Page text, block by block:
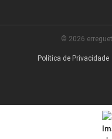
© 2026
Política de Privacidade